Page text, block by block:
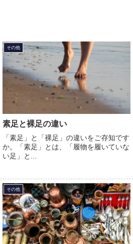
その他
素足と裸足の違い
「素足」と「裸足」の違いをご存知です
か。「素足」とは、「履物を履いていな
い足」と...
その他